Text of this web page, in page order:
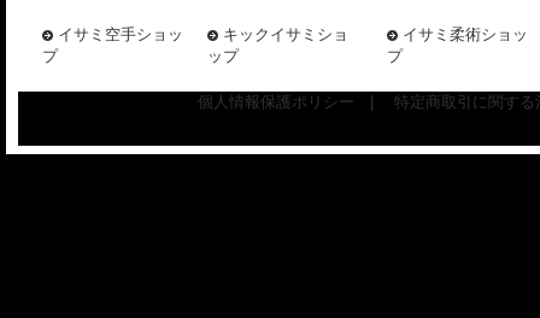
イサミ空手ショッ
プ
キックイサミショ
ップ
イサミ柔術ショッ
プ
個人情報保護ポリシー 特定商取引に関す